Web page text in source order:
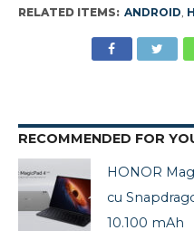
RELATED ITEMS: ANDROID,
RECOMMENDED FOR
HONOR
cu
10.100 mAh